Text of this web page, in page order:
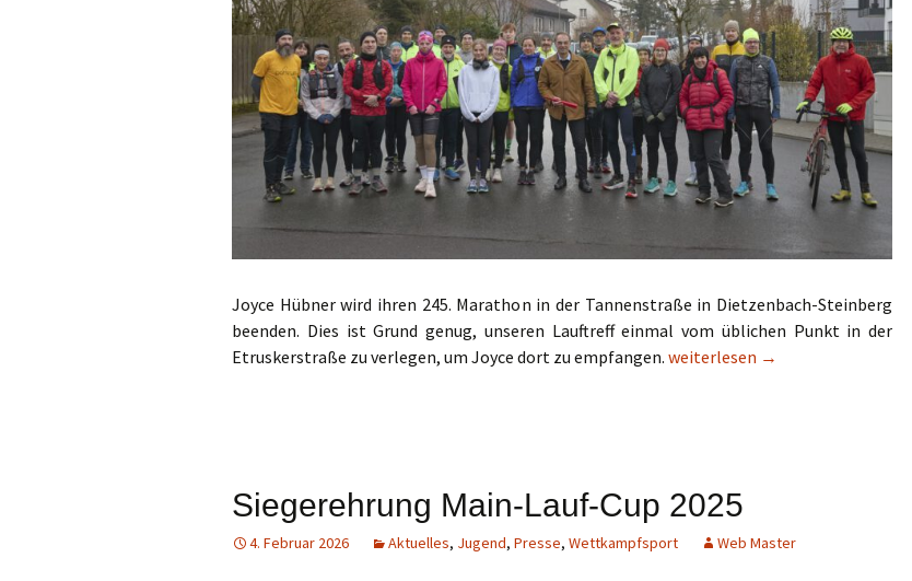
Joyce Hübner wird ihren 245. Marathon in der Tannenstraße in Dietzenbach-Steinberg
beenden. Dies ist Grund genug, unseren Lauftreff einmal vom üblichen Punkt in der
Etruskerstraße zu verlegen, um Joyce dort zu empfangen. Ein verrücktes Joyce-Wochenende
weiterlesen →
Siegerehrung Main-Lauf-Cup 2025
4. Februar 2026 Aktuelles, Jugend, Presse, Wettkampfsport Web Master